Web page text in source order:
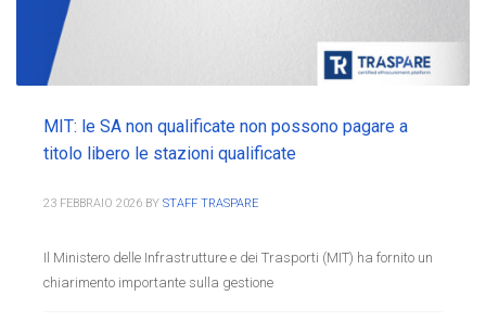
MIT: le SA non qualificate non possono pagare a
titolo libero le stazioni qualificate
23 FEBBRAIO 2026 BY STAFF TRASPARE
Il Ministero delle Infrastrutture e dei Trasporti (MIT) ha fornito un
chiarimento importante sulla gestione